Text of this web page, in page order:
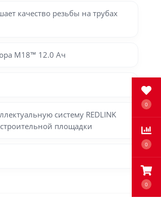
0
0
0
качество резьбы на трубах
M18™ 12.0 Ач
систему REDLINK
площадки